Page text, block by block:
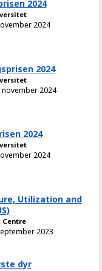
2024
2024
2024
november 2024
2024
2024
Utilization and
Centre
2023
dyr